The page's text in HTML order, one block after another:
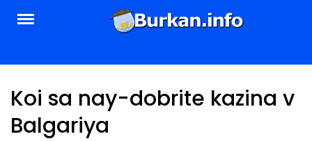
Skip
Koi sa nay-dobrite kazina v
Balgariya